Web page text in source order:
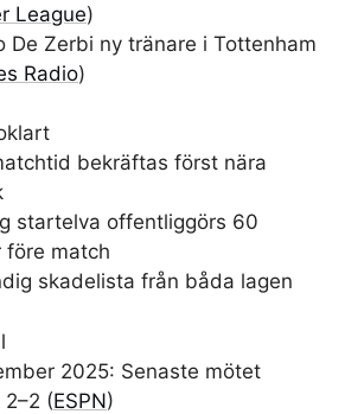
League)
De Zerbi ny tränare i Tottenham
Radio)
bekräftas först nära
startelva offentliggörs 60
före match
skadelista från båda lagen
2025: Senaste mötet
(ESPN)